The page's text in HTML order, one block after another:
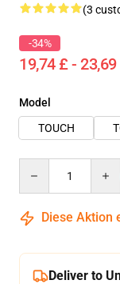
(3
-34%
19,74 £ -
Model
TOUCH
Diese Aktion
Deliver to